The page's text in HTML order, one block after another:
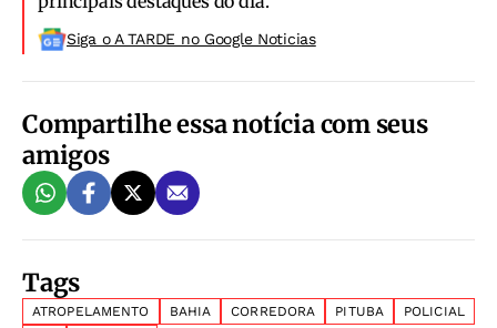
Siga o A TARDE no Google Noticias
Compartilhe essa notícia com seus
amigos
Tags
ATROPELAMENTO BAHIA CORREDORA PITUBA
POLICIAL